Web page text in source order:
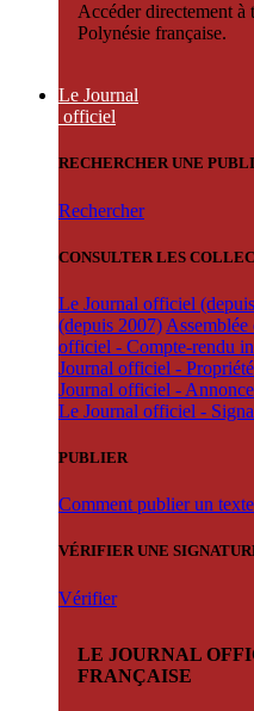
Accéder directement à
Polynésie française.
Le Journal
officiel
RECHERCHER UNE
Rechercher
CONSULTER LES
Le Journal officiel
(depuis 2007) Assemblée
officiel - Compte-rendu
Journal officiel -
Journal officiel -
Le Journal officiel -
PUBLIER
Comment publier un
VÉRIFIER UNE
Vérifier
LE JOURNAL
FRANÇAISE